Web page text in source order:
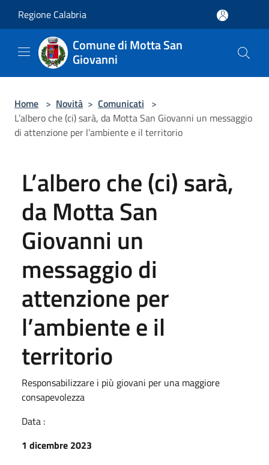
Regione Calabria
Comune di Motta San
Giovanni
Home > Novità > Comunicati >
L’albero che (ci) sarà, da Motta San Giovanni un messaggio
di attenzione per l’ambiente e il territorio
L’albero che (ci) sarà,
da Motta San
Giovanni un
messaggio di
attenzione per
l’ambiente e il
territorio
Responsabilizzare i più giovani per una maggiore
consapevolezza
Data :
1 dicembre 2023